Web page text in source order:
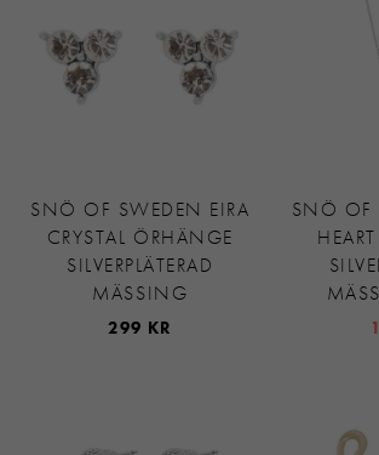
SNÖ OF SWEDEN EIRA
CRYSTAL ÖRHÄNGE
SILVERPLÄTERAD
MÄSSING
299 KR
SNÖ OF